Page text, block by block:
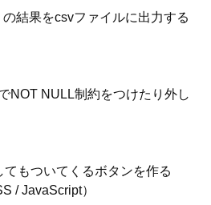
結果をcsvファイルに出力する
NOT NULL制約をつけたり外し
てもついてくるボタンを作る
/ JavaScript）